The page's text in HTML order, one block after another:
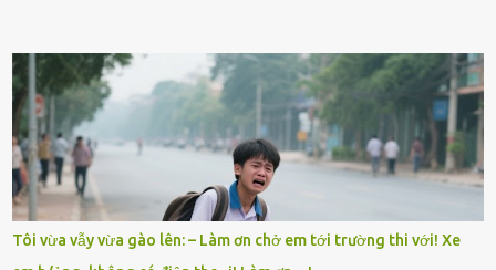
có tin tức. Mọi gánh nặng đổ dồn lên đôi vai gầy guộc của bà nội –
cụ Nguyễn Thị Đào – và cậu con trai cả là Trí, lúc đó mới chỉ 17 tuổi.
Trí là học sinh giỏi toàn huyện, học lớp 12 nhưng đã biết làm ruộng,
làm thuê, biết đi cày thuê từ 4h sáng rồi lại tất tả về đi học. Người
trong làng thương lắm, bảo: “Thằng Trí học giỏi mà hiền, sau này
nên ông này bà nọ đó!” Trí có ba cô em gái: Mai, Lan và Hương – ba
cái tên mẹ đặt lúc còn sống, mong tụi nhỏ sau này như hoa mai nở
giữa mùa đông. Nhưng hoa có đẹp mấy cũng cần đất màu, mà nhà
Tôi vừa vẫy vừa gào lên: – Làm ơn chở em tới trường thi với! Xe